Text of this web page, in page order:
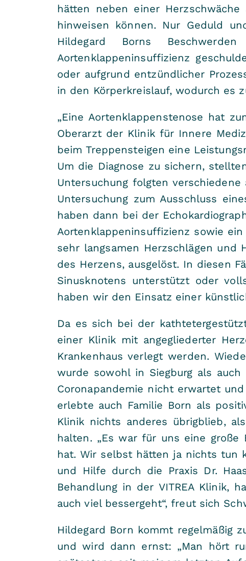
hätten neben einer
hinweisen können. Nur Geduld
Hildegard Borns
Aortenklappeninsuffizienz
oder aufgrund entzündlicher
in den Körperkreislauf, wodurch es
„Eine Aortenklappenstenose hat
Oberarzt der Klinik für Innere
beim Treppensteigen eine
Um die Diagnose zu sichern,
Untersuchung folgten
Untersuchung zum Ausschluss
haben dann bei der
Aortenklappeninsuffizienz sowie ein
sehr langsamen Herzschlägen und
des Herzens, ausgelöst. In diesen
Sinusknotens unterstützt oder
haben wir den Einsatz einer
Da es sich bei der
einer Klinik mit angegliederter
Krankenhaus verlegt werden.
wurde sowohl in Siegburg als
Coronapandemie nicht erwartet
erlebte auch Familie Born als
Klinik nichts anderes übrigblieb,
halten. „Es war für uns eine
hat. Wir selbst hätten ja nichts tun
und Hilfe durch die Praxis Dr.
Behandlung in der VITREA Klinik,
auch viel bessergeht“, freut sich
Hildegard Born kommt regelmäßig
und wird dann ernst: „Man hört